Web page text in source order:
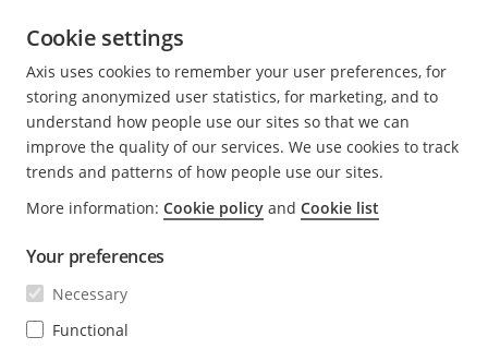
Quando il fumo sale da un incendio al livello del
suolo, la sua temperatura diminuisce man mano che
si muove verso l'alto. Se la temperatura media del
fumo è inferiore a quella dello strato d'aria calda
superiore, questo strato impedisce al fumo di
raggiungere il soffitto.
Affinché il fumo venga rilevato da un tradizionale
sistema di rilevamento a soffitto, l'incendio
dovrebbe essere già molto grande e creare calore e
fumo sufficienti per penetrare lo strato d'aria calda e
arrivare al soffitto.
Cookie settings
Axis uses cookies to remember your user preferences, for
storing anonymized user statistics, for marketing, and to
understand how people use our sites so that we can
improve the quality of our services. We use cookies to track
trends and patterns of how people use our sites.
More information: Cookie policy and Cookie list
Your preferences
Necessary
Functional